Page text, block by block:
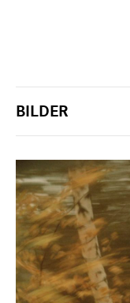
BILDER